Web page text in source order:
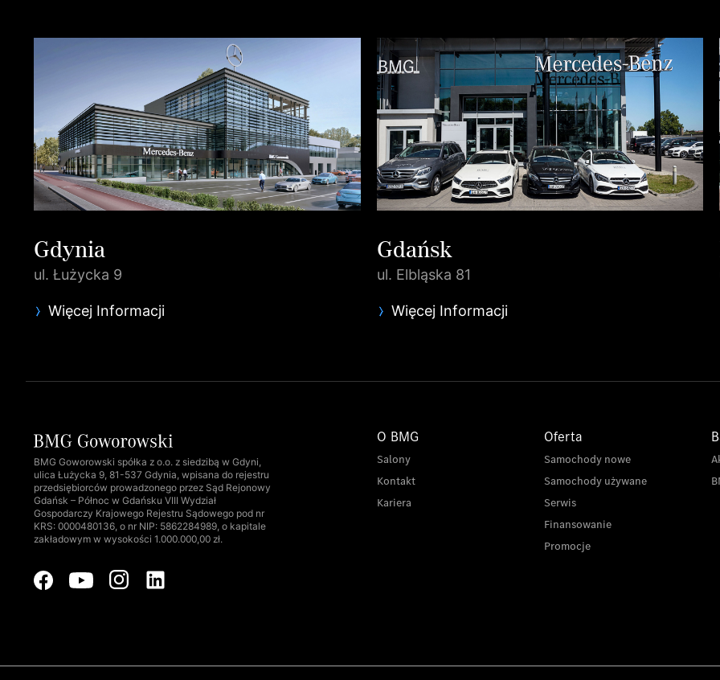
Gdynia
ul. Łużycka 9
Więcej Informacji
Gdańsk
ul. Elbląska 81
Więcej Informacji
BMG Goworowski spółka z o.o. z siedzibą w Gdyni,
ulica Łużycka 9, 81-537 Gdynia, wpisana do rejestru
przedsiębiorców prowadzonego przez Sąd Rejonowy
Gdańsk – Północ w Gdańsku VIII Wydział
Gospodarczy Krajowego Rejestru Sądowego pod nr
KRS: 0000480136, o nr NIP: 5862284989, o kapitale
zakładowym w wysokości 1.000.000,00 zł.
O BMG
Salony
Kontakt
Kariera
Oferta
Samochody nowe
Samochody używane
Serwis
Finansowanie
Promocje